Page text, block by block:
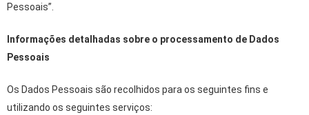
Pessoais”.
Informações detalhadas sobre o processamento de Dados
Pessoais
Os Dados Pessoais são recolhidos para os seguintes fins e
utilizando os seguintes serviços: